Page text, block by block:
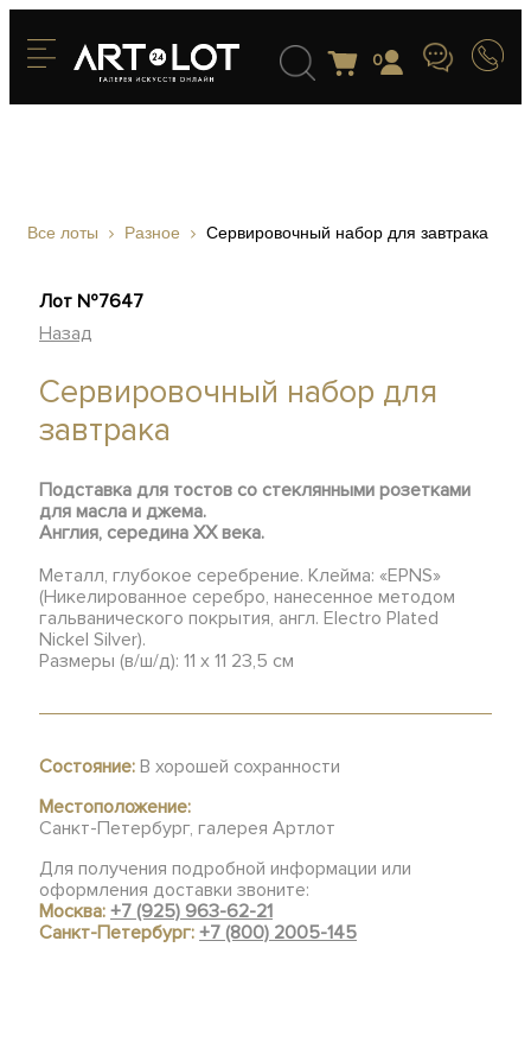
0
Все лоты Разное Сервировочный набор для завтрака
Лот №7647
Назад
Сервировочный набор для
завтрака
Подставка для тостов со стеклянными розетками
для масла и джема.
Англия, середина ХХ века.
Металл, глубокое серебрение. Клейма: «EPNS»
(Никелированное серебро, нанесенное методом
гальванического покрытия, англ. Electro Plated
Nickel Silver).
Размеры (в/ш/д): 11 х 11 23,5 см
Состояние: В хорошей сохранности
Местоположение:
Санкт-Петербург, галерея Артлот
Для получения подробной информации или
оформления доставки звоните:
Москва:+7 (925) 963-62-21
Санкт-Петербург:+7 (800) 2005-145